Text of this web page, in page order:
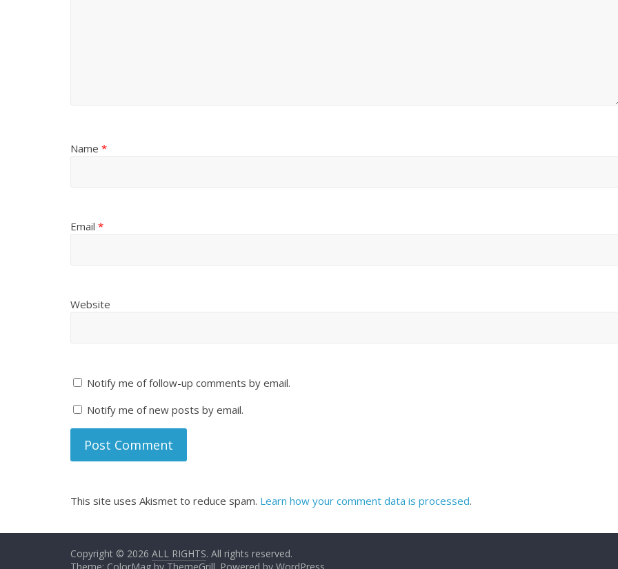
Name *
Email *
Website
Notify me of follow-up comments by email.
Notify me of new posts by email.
This site uses Akismet to reduce spam. Learn how your comment data is processed.
Copyright © 2026 ALL RIGHTS. All rights reserved.